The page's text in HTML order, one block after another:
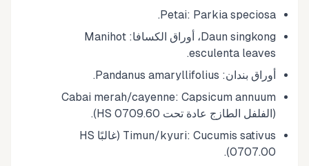
Petai: Parkia speciosa.
Daun singkong، أوراق الكسافا: Manihot
esculenta leaves.
أوراق بندان: Pandanus amaryllifolius.
Cabai merah/cayenne: Capsicum annuum
(الفلفل الطازج عادة تحت HS 0709.60).
Timun/kyuri: Cucumis sativus (غالبًا HS
0707.00).